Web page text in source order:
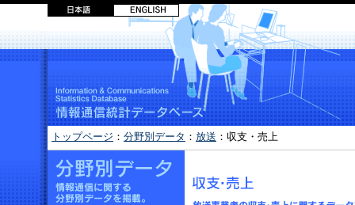
トップページ ： 分野別データ ： 放送 ：収支・売上